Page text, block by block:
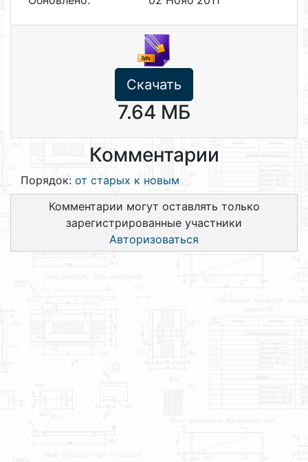
Скачать
7.64 МБ
Комментарии
Порядок: от старых к новым
Комментарии могут оставлять только
зарегистрированные участники
Авторизоваться